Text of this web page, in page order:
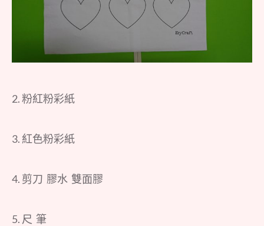
2. 粉紅粉彩紙
3. 紅色粉彩紙
4. 剪刀 膠水 雙面膠
5. 尺 筆